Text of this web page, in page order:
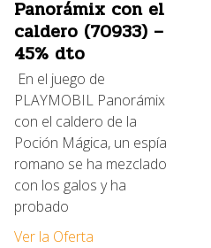
Panorámix con el
caldero (70933) –
45% dto
En el juego de
PLAYMOBIL Panorámix
con el caldero de la
Poción Mágica, un espía
romano se ha mezclado
con los galos y ha
probado
Ver la Oferta